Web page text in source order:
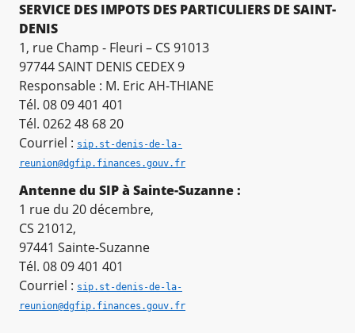
SERVICE DES IMPOTS DES PARTICULIERS DE SAINT-
DENIS
1, rue Champ - Fleuri – CS 91013
97744 SAINT DENIS CEDEX 9
Responsable : M. Eric AH-THIANE
Tél. 08 09 401 401
Tél. 0262 48 68 20
Courriel : sip.st-denis-de-la-
reunion@dgfip.finances.gouv.fr
Antenne du SIP à Sainte-Suzanne :
1 rue du 20 décembre,
CS 21012,
97441 Sainte-Suzanne
Tél. 08 09 401 401
Courriel : sip.st-denis-de-la-
reunion@dgfip.finances.gouv.fr